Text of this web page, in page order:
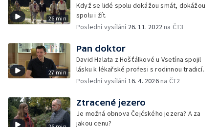
26 min
Když se lidé spolu dokážou smát, dokážou
spolu i žít.
Poslední vysílání 26. 11. 2022na ČT3
27 min
Pan doktor
David Halata z Hošťálkové u Vsetína spojil
lásku k lékařské profesi s rodinnou tradicí.
Poslední vysílání16. 4. 2026na ČT2
Ztracené jezero
Je možná obnova Čejčského jezera? A za
jakou cenu?